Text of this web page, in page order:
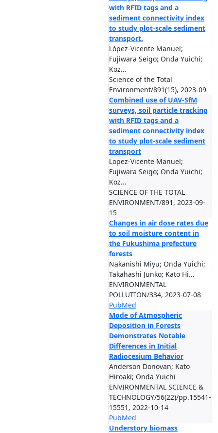
with RFID tags and a
sediment connectivity index
to study plot-scale sediment
transport.
López-Vicente Manuel;
Fujiwara Seigo; Onda Yuichi;
Koz...
Science of the Total
Environment/891(15), 2023-09
Combined use of UAV-SfM
surveys, soil particle tracking
with RFID tags and a
sediment connectivity index
to study plot-scale sediment
transport
Lopez-Vicente Manuel;
Fujiwara Seigo; Onda Yuichi;
Koz...
SCIENCE OF THE TOTAL
ENVIRONMENT/891, 2023-09-
15
Changes in air dose rates due
to soil moisture content in
the Fukushima prefecture
forests
Nakanishi Miyu; Onda Yuichi;
Takahashi Junko; Kato Hi...
ENVIRONMENTAL
POLLUTION/334, 2023-07-08
PubMed
Mode of Atmospheric
Deposition in Forests
Demonstrates Notable
Differences in Initial
Radiocesium Behavior
Anderson Donovan; Kato
Hiroaki; Onda Yuichi
ENVIRONMENTAL SCIENCE &
TECHNOLOGY/56(22)/pp.15541-
15551, 2022-10-14
PubMed
Understory biomass